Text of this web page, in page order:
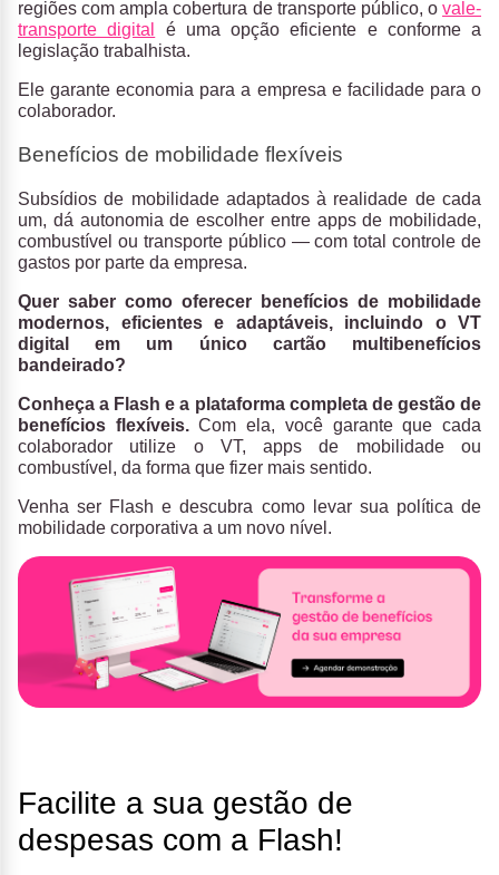
regiões com ampla cobertura de transporte público, o vale-
transporte digital
é uma opção eficiente e conforme a
legislação trabalhista.
Ele garante economia para a empresa e facilidade para o
colaborador.
Benefícios de mobilidade flexíveis
Subsídios de mobilidade adaptados à realidade de cada
um, dá autonomia de escolher entre apps de mobilidade,
combustível ou transporte público — com total controle de
gastos por parte da empresa.
Quer saber como oferecer benefícios de mobilidade
modernos, eficientes e adaptáveis, incluindo o VT
digital em um único cartão multibenefícios
bandeirado?
Conheça a Flash e a plataforma completa de gestão de
benefícios flexíveis.Com ela, você garante que cada
colaborador utilize o VT, apps de mobilidade ou
combustível, da forma que fizer mais sentido.
Venha ser Flash e descubra como levar sua política de
mobilidade corporativa a um novo nível.
Facilite a sua gestão de
despesas com a Flash!